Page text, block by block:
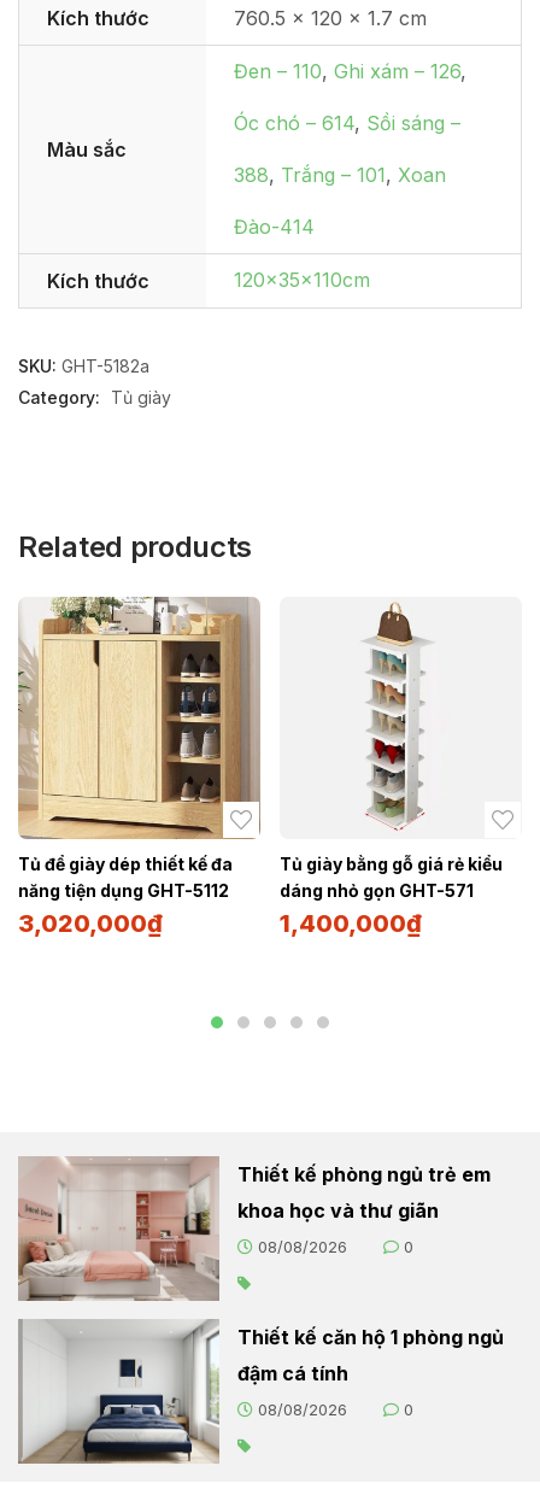
Kích thước 760.5 × 120 × 1.7 cm
Màu sắc
Đen – 110, Ghi xám – 126,
Óc chó – 614, Sồi sáng –
388, Trắng – 101, Xoan
Đào-414
Kích thước 120x35x110cm
SKU: GHT-5182a
Category:
Tủ giày
Related products
Tủ để giày dép thiết kế đa
năng tiện dụng GHT-5112
3,020,000₫
Tủ giày bằng gỗ giá rẻ kiểu
dáng nhỏ gọn GHT-571
1,400,000₫
Thiết kế phòng ngủ trẻ em
khoa học và thư giãn
08/08/2026 0
Thiết kế căn hộ 1 phòng ngủ
đậm cá tính
08/08/2026 0